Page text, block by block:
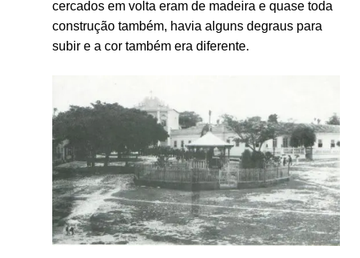
cercados em volta eram de madeira e quase toda
construção também, havia alguns degraus para
subir e a cor também era diferente.